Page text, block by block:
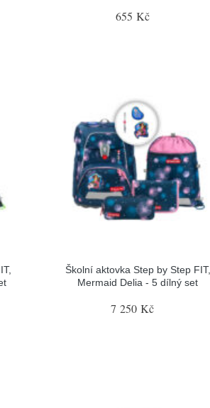
655 Kč
Školní aktovka Step by Step FIT,
Mermaid Delia - 5 dílný set
7 250 Kč